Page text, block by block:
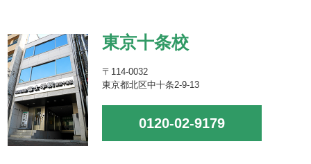
東京十条校
〒114-0032
東京都北区中十条2-9-13
0120-02-9179